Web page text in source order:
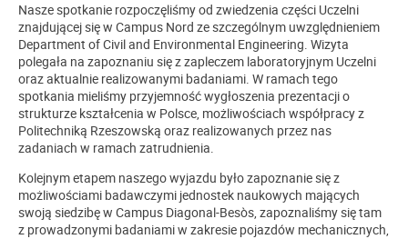
Nasze spotkanie rozpoczęliśmy od zwiedzenia części Uczelni
znajdującej się w Campus Nord ze szczególnym uwzględnieniem
Department of Civil and Environmental Engineering. Wizyta
polegała na zapoznaniu się z zapleczem laboratoryjnym Uczelni
oraz aktualnie realizowanymi badaniami. W ramach tego
spotkania mieliśmy przyjemność wygłoszenia prezentacji o
strukturze kształcenia w Polsce, możliwościach współpracy z
Politechniką Rzeszowską oraz realizowanych przez nas
zadaniach w ramach zatrudnienia.
Kolejnym etapem naszego wyjazdu było zapoznanie się z
możliwościami badawczymi jednostek naukowych mających
swoją siedzibę w Campus Diagonal-Besòs, zapoznaliśmy się tam
z prowadzonymi badaniami w zakresie pojazdów mechanicznych,